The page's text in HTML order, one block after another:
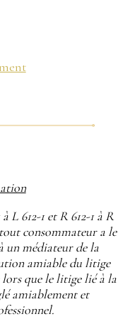
L 612-1 et R 612-1 à R
consommateur a le
médiateur de la
amiable du litige
lors que le litige lié à la
amiablement et